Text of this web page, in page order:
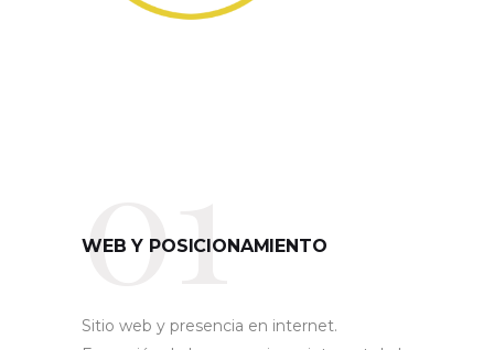
WEB Y POSICIONAMIENTO
01
Sitio web y presencia en internet.